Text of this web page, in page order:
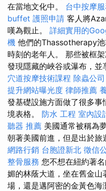
在當地文化中。 台中按摩
buffet 護照申請 客人將
嘆為觀止。 詳細實用的
機 他們的Thassotherapy
時刻的老年人。 那些被框
發現隱藏的峽谷或瀑布，並
穴道按摩技術課程 除蟲公司
提升網站曝光度 律師推薦
發基礎設施方面做了很多事
境表格。 防水 工程 室內設
聽器 推薦 美國通常被稱為
朝著美國前進，但是出於旅
網路行銷 台胞證新北 徵信
整骨服務 您不想在紐約著
媚的林蔭大道，坐在舊金
場，還是邁阿密的金黃色